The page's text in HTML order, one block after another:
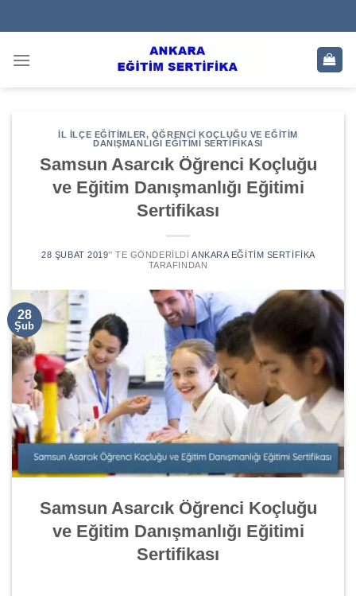
to
İL İLÇE EĞITIMLER, ÖĞRENCI KOÇLUĞU VE EĞITIM
DANIŞMANLIĞI EĞITIMI SERTIFIKASI
Samsun Asarcık Öğrenci Koçluğu
ve Eğitim Danışmanlığı Eğitimi
Sertifikası
28 ŞUBAT 2019’' TE GÖNDERILDI ANKARA EĞITIM SERTIFIKA
TARAFINDAN
28
Şub
Samsun Asarcık Öğrenci Koçluğu
ve Eğitim Danışmanlığı Eğitimi
Sertifikası